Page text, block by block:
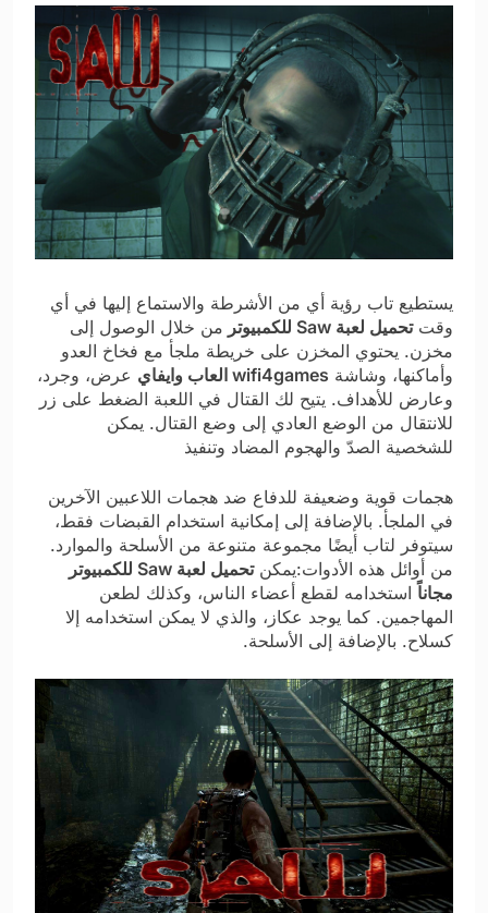
يستطيع تاب رؤية أي من الأشرطة والاستماع إليها في أي
وقتتحميل لعبة Saw للكمبيوتر
من خلال الوصول إلى
مخزن. يحتوي المخزن على خريطة ملجأ مع فخاخ العدو
وأماكنها، وشاشة wifi4games العاب وايفاي
عرض، وجرد،
وعارض للأهداف. يتيح لك القتال في اللعبة الضغط على زر
للانتقال من الوضع العادي إلى وضع القتال. يمكن
للشخصية الصدّ والهجوم المضاد وتنفيذ
هجمات قوية وضعيفة للدفاع ضد هجمات اللاعبين الآخرين
في الملجأ. بالإضافة إلى إمكانية استخدام القبضات فقط،
سيتوفر لتاب أيضًا مجموعة متنوعة من الأسلحة والموارد.
من أوائل هذه الأدوات:يمكن
تحميل لعبة Saw للكمبيوتر
مجاناًاستخدامه لقطع أعضاء الناس، وكذلك لطعن
المهاجمين. كما يوجد عكاز، والذي لا يمكن استخدامه إلا
كسلاح. بالإضافة إلى الأسلحة.